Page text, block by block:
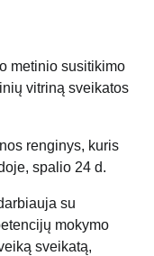
metinio susitikimo
vitriną sveikatos
renginys, kuris
spalio 24 d.
su
mokymo
sveikatą,